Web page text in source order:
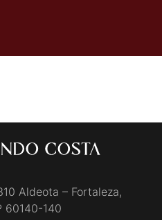
Aldeota – Fortaleza,
60140-140